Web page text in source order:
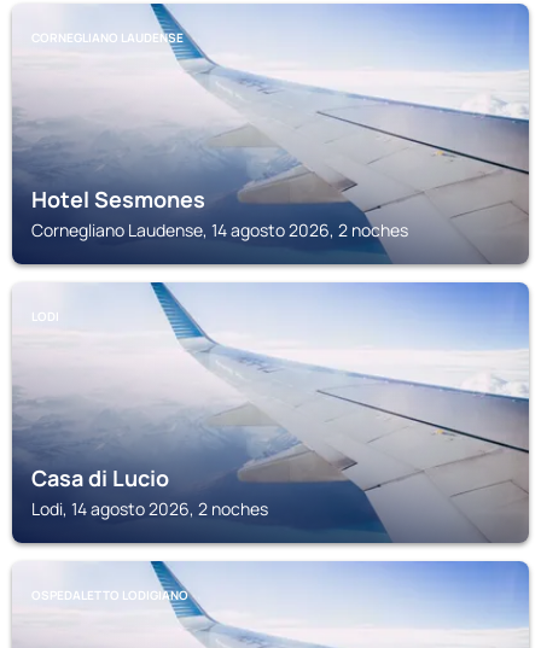
CORNEGLIANO LAUDENSE
Hotel Sesmones
Cornegliano Laudense, 14 agosto 2026, 2 noches
LODI
Casa di Lucio
Lodi, 14 agosto 2026, 2 noches
OSPEDALETTO LODIGIANO